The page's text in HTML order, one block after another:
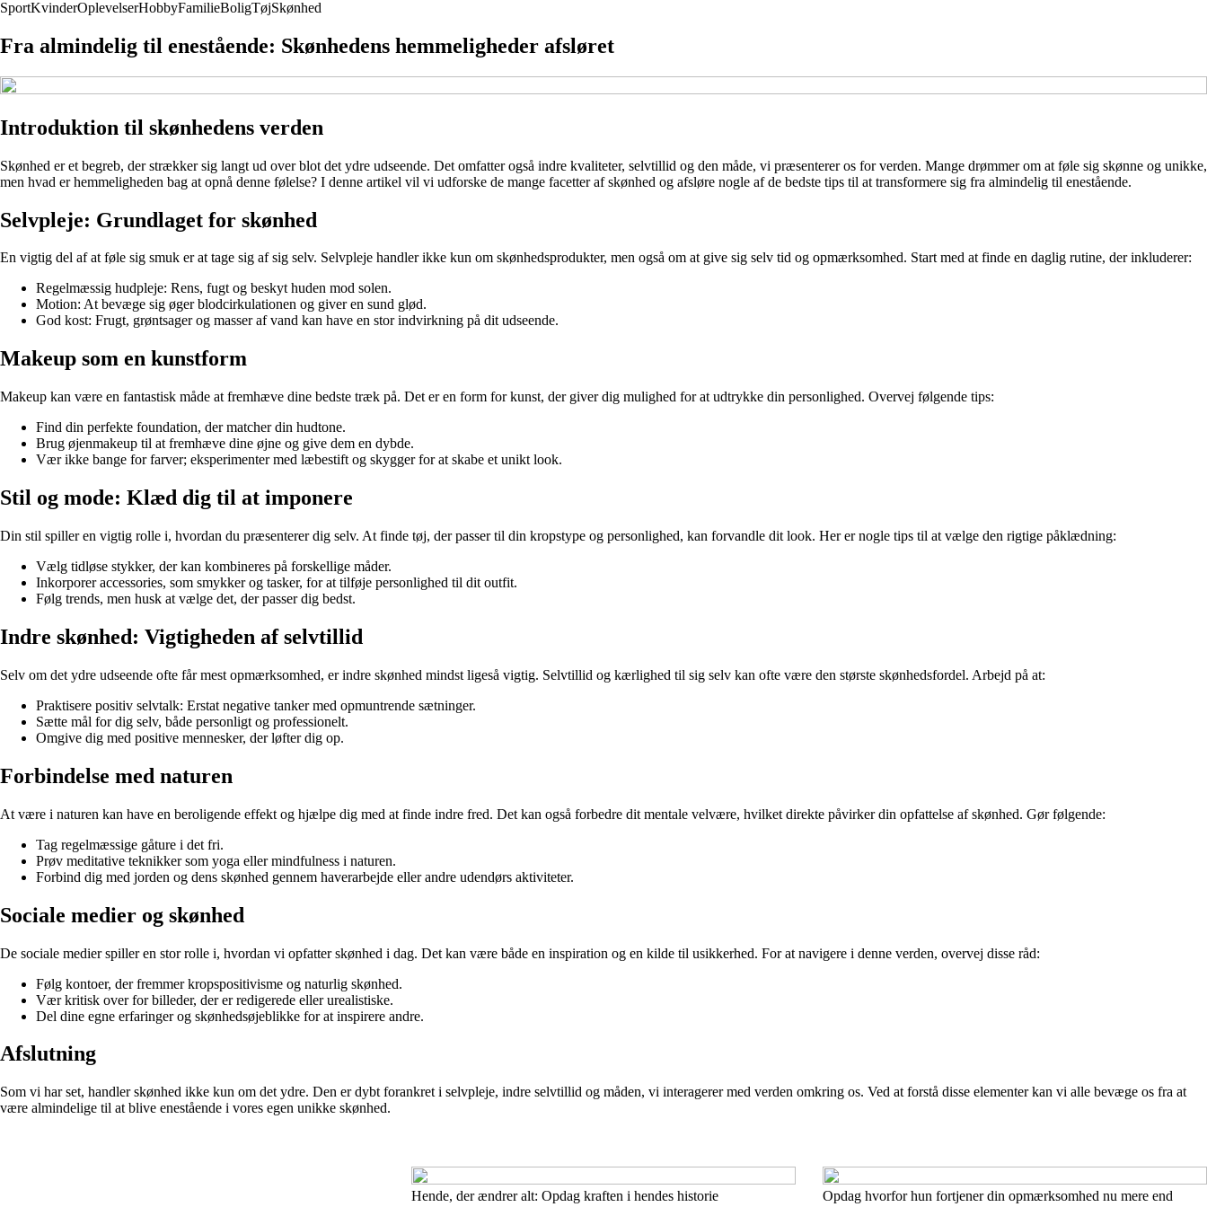
SportKvinderOplevelserHobbyFamilieBoligTøjSkønhed
Fra almindelig til enestående: Skønhedens hemmeligheder afsløret
Introduktion til skønhedens verden
Skønhed er et begreb, der strækker sig langt ud over blot det ydre udseende. Det omfatter også indre kvaliteter, selvtillid og den måde, vi præsenterer os for verden. Mange drømmer om at føle sig skønne og unikke,
men hvad er hemmeligheden bag at opnå denne følelse? I denne artikel vil vi udforske de mange facetter af skønhed og afsløre nogle af de bedste tips til at transformere sig fra almindelig til enestående.
Selvpleje: Grundlaget for skønhed
En vigtig del af at føle sig smuk er at tage sig af sig selv. Selvpleje handler ikke kun om skønhedsprodukter, men også om at give sig selv tid og opmærksomhed. Start med at finde en daglig rutine, der inkluderer:
Regelmæssig hudpleje: Rens, fugt og beskyt huden mod solen.
Motion: At bevæge sig øger blodcirkulationen og giver en sund glød.
God kost: Frugt, grøntsager og masser af vand kan have en stor indvirkning på dit udseende.
Makeup som en kunstform
Makeup kan være en fantastisk måde at fremhæve dine bedste træk på. Det er en form for kunst, der giver dig mulighed for at udtrykke din personlighed. Overvej følgende tips:
Find din perfekte foundation, der matcher din hudtone.
Brug øjenmakeup til at fremhæve dine øjne og give dem en dybde.
Vær ikke bange for farver; eksperimenter med læbestift og skygger for at skabe et unikt look.
Stil og mode: Klæd dig til at imponere
Din stil spiller en vigtig rolle i, hvordan du præsenterer dig selv. At finde tøj, der passer til din kropstype og personlighed, kan forvandle dit look. Her er nogle tips til at vælge den rigtige påklædning:
Vælg tidløse stykker, der kan kombineres på forskellige måder.
Inkorporer accessories, som smykker og tasker, for at tilføje personlighed til dit outfit.
Følg trends, men husk at vælge det, der passer dig bedst.
Indre skønhed: Vigtigheden af selvtillid
Selv om det ydre udseende ofte får mest opmærksomhed, er indre skønhed mindst ligeså vigtig. Selvtillid og kærlighed til sig selv kan ofte være den største skønhedsfordel. Arbejd på at:
Praktisere positiv selvtalk: Erstat negative tanker med opmuntrende sætninger.
Sætte mål for dig selv, både personligt og professionelt.
Omgive dig med positive mennesker, der løfter dig op.
Forbindelse med naturen
At være i naturen kan have en beroligende effekt og hjælpe dig med at finde indre fred. Det kan også forbedre dit mentale velvære, hvilket direkte påvirker din opfattelse af skønhed. Gør følgende:
Tag regelmæssige gåture i det fri.
Prøv meditative teknikker som yoga eller mindfulness i naturen.
Forbind dig med jorden og dens skønhed gennem haverarbejde eller andre udendørs aktiviteter.
Sociale medier og skønhed
De sociale medier spiller en stor rolle i, hvordan vi opfatter skønhed i dag. Det kan være både en inspiration og en kilde til usikkerhed. For at navigere i denne verden, overvej disse råd:
Følg kontoer, der fremmer kropspositivisme og naturlig skønhed.
Vær kritisk over for billeder, der er redigerede eller urealistiske.
Del dine egne erfaringer og skønhedsøjeblikke for at inspirere andre.
Afslutning
Som vi har set, handler skønhed ikke kun om det ydre. Den er dybt forankret i selvpleje, indre selvtillid og måden, vi interagerer med verden omkring os. Ved at forstå disse elementer kan vi alle bevæge os fra at
være almindelige til at blive enestående i vores egen unikke skønhed.
Hende, der ændrer alt: Opdag kraften i hendes historie
Opdag hvorfor hun fortjener din opmærksomhed nu mere end